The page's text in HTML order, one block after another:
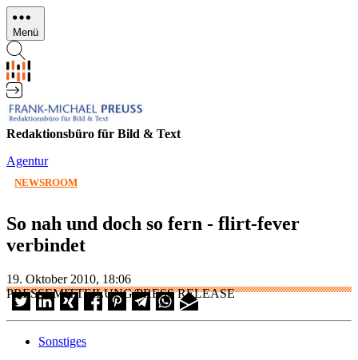
Direkt
zum
Inhalt
Menü
Redaktionsbüro für Bild & Text
Agentur
NEWSROOM
So nah und doch so fern - flirt-fever
verbindet
19. Oktober 2010, 18:06
PRESSEMITTEILUNG/PRESS RELEASE
Sonstiges